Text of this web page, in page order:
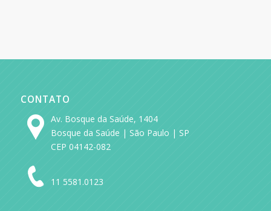
CONTATO
Av. Bosque da Saúde, 1404
Bosque da Saúde | São Paulo | SP
CEP 04142-082
11 5581.0123